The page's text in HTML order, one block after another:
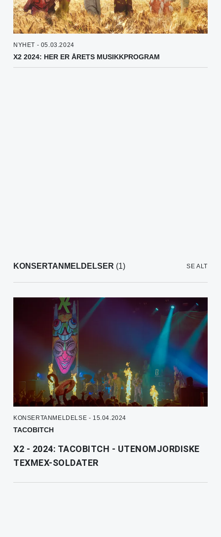
NYHET - 05.03.2024
X2 2024: HER ER ÅRETS MUSIKKPROGRAM
KONSERTANMELDELSER (1) SE ALT
KONSERTANMELDELSE - 15.04.2024
TACOBITCH
X2 - 2024: TACOBITCH - UTENOMJORDISKE
TEXMEX-SOLDATER